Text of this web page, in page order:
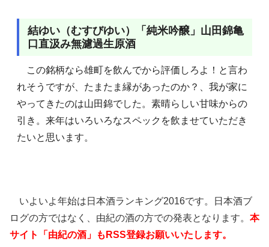
結ゆい（むすびゆい）「純米吟醸」山田錦亀
口直汲み無濾過生原酒
この銘柄なら雄町を飲んでから評価しろよ！と言わ
れそうですが、たまたま縁があったのか？、我が家に
やってきたのは山田錦でした。素晴らしい甘味からの
引き。来年はいろいろなスペックを飲ませていただき
たいと思います。
いよいよ年始は日本酒ランキング2016です。日本酒ブ
ログの方ではなく、由紀の酒の方での発表となります。 本
サイト「由紀の酒」もRSS登録お願いいたします。